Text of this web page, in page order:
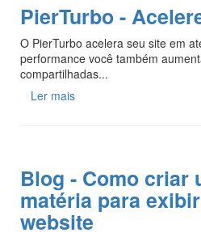
PierTurbo -
O PierTurbo acelera seu site em
performance você também
compartilhadas...
Ler mais
Blog - Como criar
matéria para
website